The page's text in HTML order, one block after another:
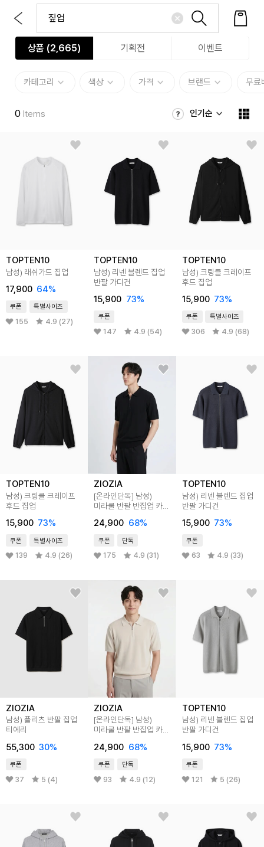
상품 (2,665) 기획전 이벤트
카테고리 색상 가격 브랜드 무료
0 Items 인기순
TOPTEN10
남성) 래쉬가드 집업
17,900 64%
쿠폰 특별사이즈
155 4.9 (27)
TOPTEN10
남성) 리넨 블렌드 집업
반팔 가디건
15,900 73%
쿠폰
147 4.9 (54)
TOPTEN10
남성) 크링클 크레이프
후드 집업
15,900 73%
쿠폰 특별사이즈
306 4.9 (68)
TOPTEN10
남성) 크링클 크레이프
후드 집업
15,900 73%
쿠폰 특별사이즈
139 4.9 (26)
ZIOZIA
[온라인단독] 남성)
미라쿨 반팔 반집업 카라
24,900 68%
쿠폰 단독
175 4.9 (31)
TOPTEN10
남성) 리넨 블렌드 집업
반팔 가디건
15,900 73%
쿠폰
63 4.9 (33)
ZIOZIA
남성) 플리츠 반팔 집업
티에리
55,300 30%
쿠폰
37 5 (4)
ZIOZIA
[온라인단독] 남성)
미라쿨 반팔 반집업 카라
24,900 68%
쿠폰 단독
93 4.9 (12)
TOPTEN10
남성) 리넨 블렌드 집업
반팔 가디건
15,900 73%
쿠폰
121 5 (26)